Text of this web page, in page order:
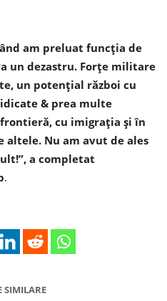
am preluat funcţia de
un dezastru. Forţe militare
un potenţial război cu
& prea multe
cu imigraţia şi în
Nu am avut de ales
a completat
.
SIMILARE